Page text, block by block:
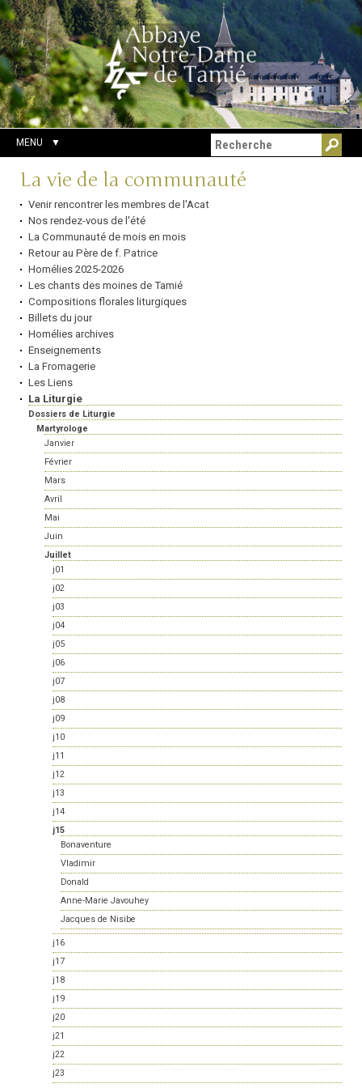
Aller
au
contenu.
|
Aller
à
la
navigation
Outils
personnels
Chercher par
Recherche
avancée…
MENU
Navigation
La vie de la communauté
Venir rencontrer les membres de l'Acat
Nos rendez-vous de l'été
La Communauté de mois en mois
Retour au Père de f. Patrice
Homélies 2025-2026
Les chants des moines de Tamié
Compositions florales liturgiques
Billets du jour
Homélies archives
Enseignements
La Fromagerie
Les Liens
La Liturgie
Dossiers de Liturgie
Martyrologe
Janvier
Février
Mars
Avril
Mai
Juin
Juillet
j01
j02
j03
j04
j05
j06
j07
j08
j09
j10
j11
j12
j13
j14
j15
Bonaventure
Vladimir
Donald
Anne-Marie Javouhey
Jacques de Nisibe
j16
j17
j18
j19
j20
j21
j22
j23